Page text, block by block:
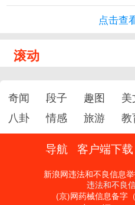
点击查
滚动
奇闻 段子 趣图 美
八卦
情感 旅游 教
导航 客户端下载
新浪网违法和不良信息
违法和不良
(京)网药械信息备字